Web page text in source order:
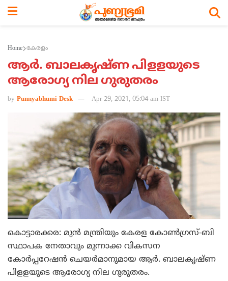
Home കേരളം
ആര്‍. ബാലകൃഷ്ണ പിളളയുടെ
ആരോഗ്യ നില ഗുരുതരം
by Punnyabhumi Desk Apr 29, 2021, 05:04 am IST
കൊട്ടാരക്കര: മുന്‍ മന്ത്രിയും കേരള കോണ്‍ഗ്രസ്-ബി
സ്ഥാപക നേതാവും മുന്നാക്ക വികസന
കോര്‍പ്പറേഷന്‍ ചെയര്‍മാനുമായ ആര്‍. ബാലകൃഷ്ണ
പിളളയുടെ ആരോഗ്യ നില ഗുരുതരം.